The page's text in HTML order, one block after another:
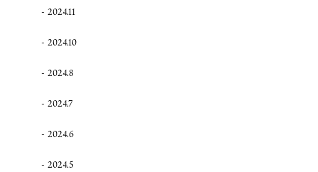
2024.11
2024.10
2024.8
2024.7
2024.6
2024.5